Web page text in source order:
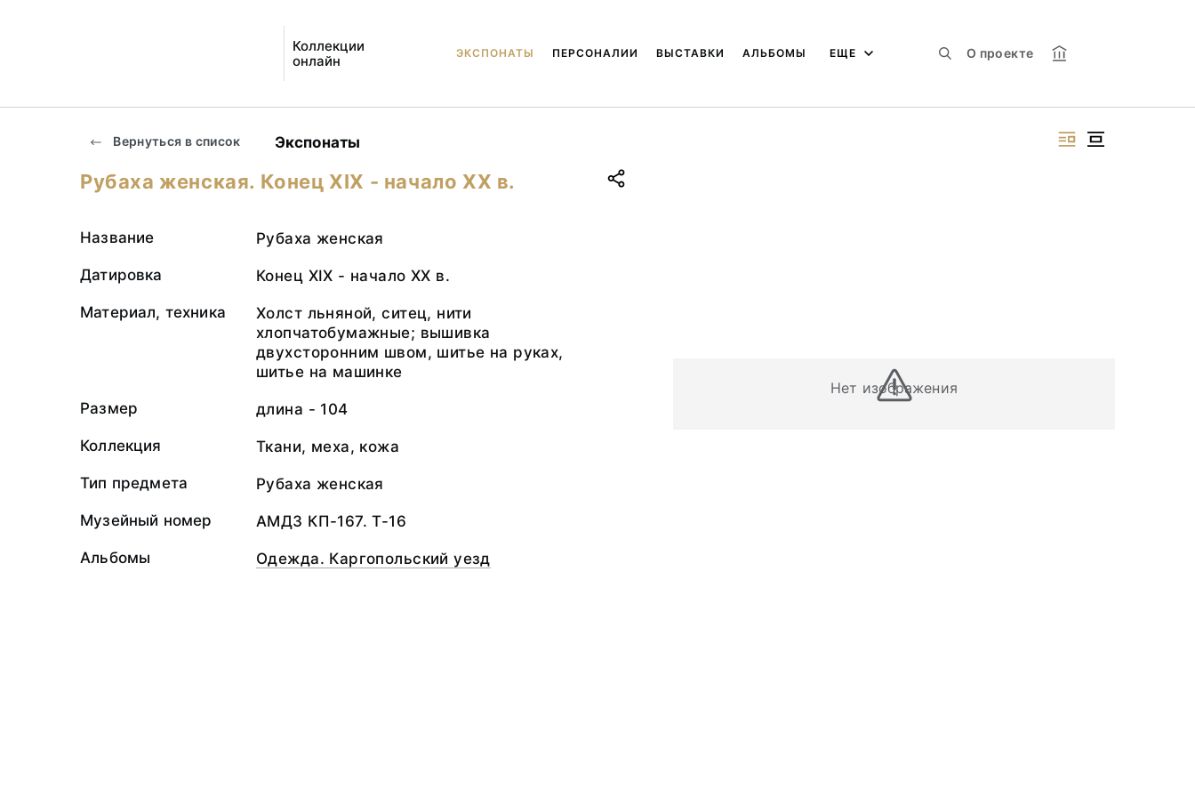
Коллекции
онлайн
О проекте
ЭКСПОНАТЫ ПЕРСОНАЛИИ ВЫСТАВКИ АЛЬБОМЫ ЕЩЕ
Вернуться в список Экспонаты
Нет изображения
Рубаха женская. Конец ХIХ - начало ХХ в.
Название Рубаха женская
Датировка Конец ХIХ - начало ХХ в.
Материал, техника
Холст льняной, ситец, нити
хлопчатобумажные; вышивка
двухсторонним швом, шитье на руках,
шитье на машинке
Размер длина - 104
Коллекция Ткани, меха, кожа
Тип предмета Рубаха женская
Музейный номер АМДЗ КП-167. Т-16
Альбомы Одежда. Каргопольский уезд